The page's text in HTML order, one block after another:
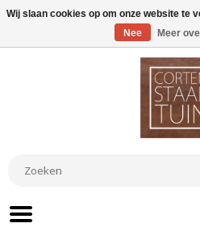
Wij slaan cookies op om onze website te
Nee
Meer